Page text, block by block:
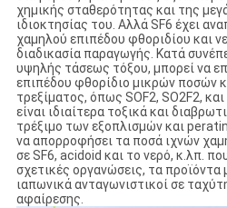
χημικής σταθερότητας και της
ιδιοκτησίας του. Αλλά SF6 έχει
χαμηλού επιπέδου φθοριδίου και
διαδικασία παραγωγής. Κατά
υψηλής τάσεως τόξου, μπορεί να
επιπέδου φθορίδιο μικρών ποσών
τρεξίματος, όπως SOF2, SO2F2,
είναι ιδιαίτερα τοξικά και
τρέξιμο των εξοπλισμών και
να απορροφήσει τα ποσά ιχνών
σε SF6, acidoid και το νερό, κ.λπ.
σχετικές οργανώσεις, τα προϊόντα
ιαπωνικά ανταγωνιστικοί σε
αφαίρεσης.